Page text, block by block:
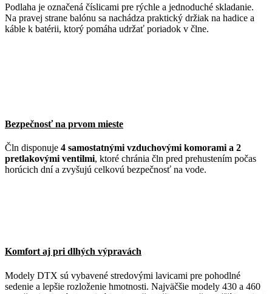
Podlaha je označená číslicami pre rýchle a jednoduché skladanie.
Na pravej strane balónu sa nachádza praktický držiak na hadice a
káble k batérii, ktorý pomáha udržať poriadok v člne.
Bezpečnosť na prvom mieste
Čln disponuje 4 samostatnými vzduchovými komorami a 2
pretlakovými ventilmi, ktoré chránia čln pred prehustením počas
horúcich dní a zvyšujú celkovú bezpečnosť na vode.
Komfort aj pri dlhých výpravách
Modely DTX sú vybavené stredovými lavicami pre pohodlné
sedenie a lepšie rozloženie hmotnosti. Najväčšie modely 430 a 460